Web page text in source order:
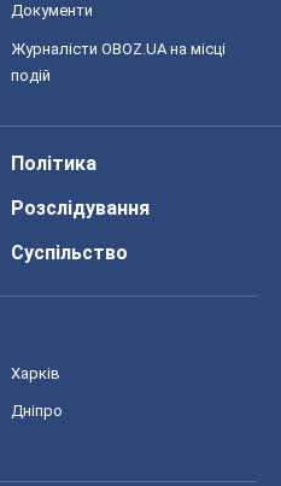
Документи
Журналісти OBOZ.UA на місці
подій
Політика
Розслідування
Суспільство
Харків
Дніпро